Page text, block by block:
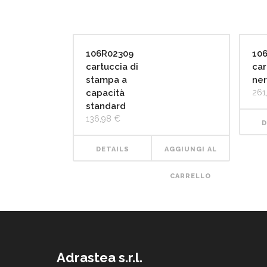
106R02309
cartuccia di
stampa a
capacità
standard
136,98 €
DETAILS AGGIUNGI AL
CARRELLO
Adrastea s.r.l.